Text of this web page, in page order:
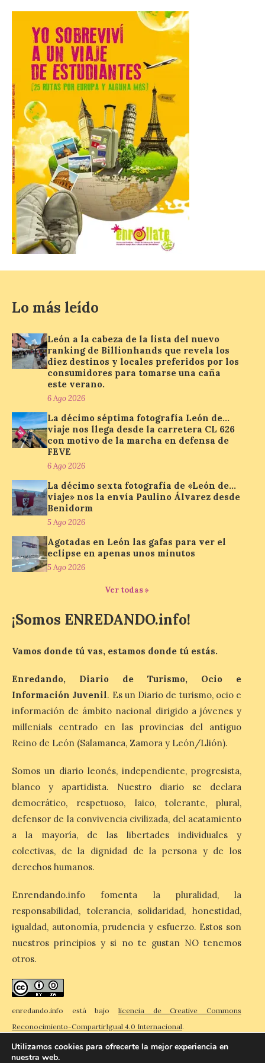
Festival One More Time,
una cita con la música de
los 80 y 90 para el 16 de
agosto en la Plaza Mayor.
6 Ago 2026
Se celebrará el próximo
domingo 16 de agosto, a
partir de las 23:00 horas,
en la Plaza Mayor de la
ciudad. El Salón de Plenos
del Ayuntamiento de La Bañeza ha
acogido esta mañana la presentación
oficial del Festival One […]
“Mirar un eclipse sin
protección adecuada
puede causar daños
irreversibles en la retina”
La retinopatía solar puede
el campo visual y
alteraciones en la
percepción de formas y colores. El
especialista en Oftalmología del Hospital
San Juan de Dios de León, Dr. Mahave
Ruiz, advierte de […]
La décimo séptima
fotografía León de…viaje
nos llega desde la
motivo de la marcha en
defensa de FEVE
6 Ago 2026
Nueva edición de León
de…viaje. Una iniciativa
juvenil de la Asociación
Turismo, Ocio e Información para
jóvenes “Enredando.info”. Eduardo
Camarzius fest: frente al
macroevento, un festival
cultural transformador
que apuesta por el legado.
6 Ago 2026
Los días 7, 8 y 9 de agosto
de 2026, Camarzana de
Tera volverá a convertirse
en punto de encuentro,
con la Villa Romana de
música en directo mueve grandes
fenómenos de […]
El Ayuntamiento de
Cabrillanes analizará,
conforme a la legalidad, la
solicitud para la
celebración del Iberia
Eclipse Festival
Durante la mañana de ayer
miércoles ha sido
registrada en el
Ayuntamiento una
solicitud relacionada con
Lo más leído
León a la cabeza de la lista del nuevo
ranking de Billionhands que revela los
diez destinos y locales preferidos por los
consumidores para tomarse una caña
este verano.
6 Ago 2026
La décimo séptima fotografía León de…
viaje nos llega desde la carretera CL 626
con motivo de la marcha en defensa de
FEVE
6 Ago 2026
La décimo sexta fotografía de «León de…
viaje» nos la envía Paulino Álvarez desde
Benidorm
5 Ago 2026
Agotadas en León las gafas para ver el
eclipse en apenas unos minutos
5 Ago 2026
Ver todas »
¡Somos ENREDANDO.info!
Vamos donde tú vas, estamos donde tú estás.
Enredando, Diario de Turismo, Ocio e
Información Juvenil. Es un Diario de turismo, ocio e
información de ámbito nacional dirigido a jóvenes y
millenials centrado en las provincias del antiguo
Reino de León (Salamanca, Zamora y León/Llión).
Somos un diario leonés, independiente, progresista,
blanco y apartidista. Nuestro diario se declara
democrático, respetuoso, laico, tolerante, plural,
defensor de la convivencia civilizada, del acatamiento
a la mayoría, de las libertades individuales y
colectivas, de la dignidad de la persona y de los
derechos humanos.
Enrendando.info fomenta la pluralidad, la
responsabilidad, tolerancia, solidaridad, honestidad,
igualdad, autonomía, prudencia y esfuerzo. Estos son
nuestros principios y si no te gustan NO tenemos
otros.
enredando.info está bajo licencia de Creative Commons
Reconocimiento-CompartirIgual 4.0 Internacional.
Utilizamos cookies para ofrecerte la mejor experiencia en
nuestra web.